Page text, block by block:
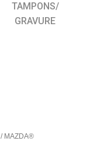
TAMPONS/
GRAVURE
/ MAZDA®